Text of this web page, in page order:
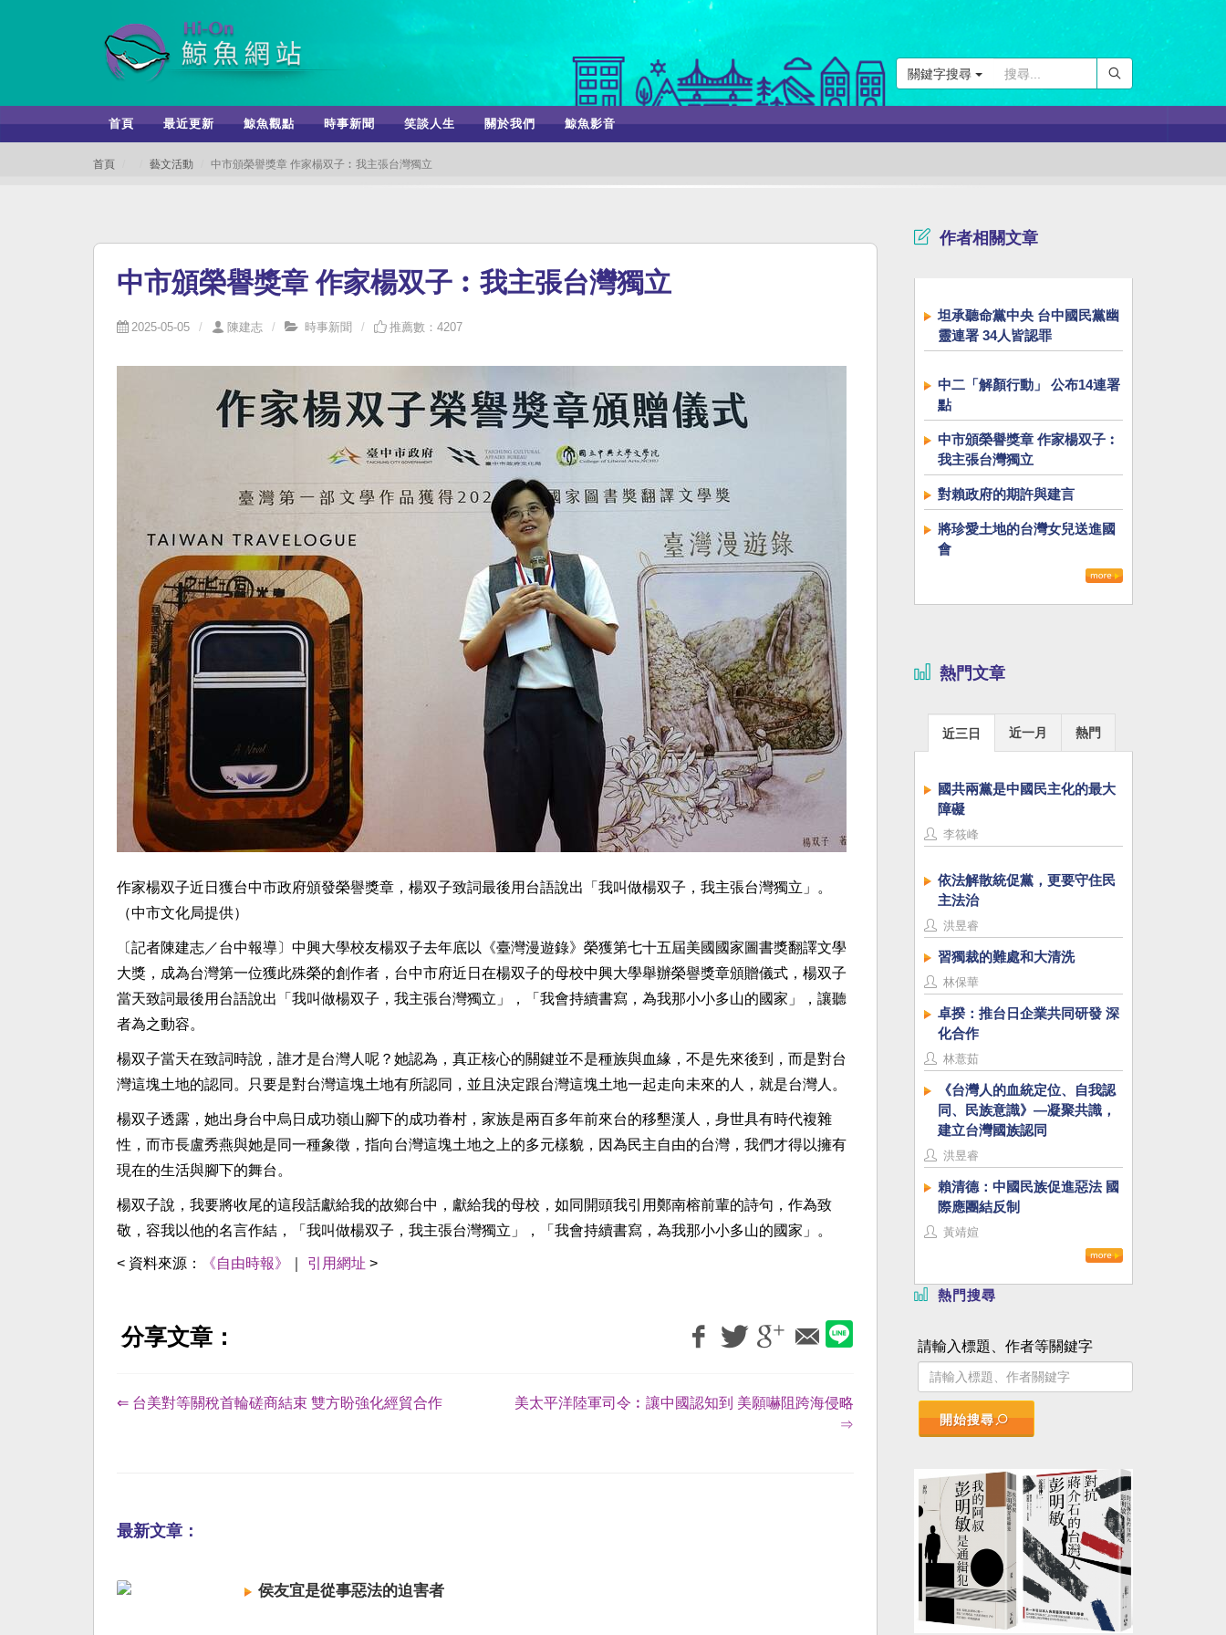
關鍵字搜尋
首頁 最近更新 鯨魚觀點 時事新聞 笑談人生 關於我們 鯨魚影音
首頁 藝文活動 中市頒榮譽獎章 作家楊双子︰我主張台灣獨立
中市頒榮譽獎章 作家楊双子︰我主張台灣獨立
2025-05-05 陳建志 時事新聞 推薦數：4207
作家楊双子近日獲台中市政府頒發榮譽獎章，楊双子致詞最後用台語說出「我叫做楊双子，我主張台灣獨立」。
（中市文化局提供）
〔記者陳建志／台中報導〕中興大學校友楊双子去年底以《臺灣漫遊錄》榮獲第七十五屆美國國家圖書獎翻譯文學
大獎，成為台灣第一位獲此殊榮的創作者，台中市府近日在楊双子的母校中興大學舉辦榮譽獎章頒贈儀式，楊双子
當天致詞最後用台語說出「我叫做楊双子，我主張台灣獨立」，「我會持續書寫，為我那小小多山的國家」，讓聽
者為之動容。
楊双子當天在致詞時說，誰才是台灣人呢？她認為，真正核心的關鍵並不是種族與血緣，不是先來後到，而是對台
灣這塊土地的認同。只要是對台灣這塊土地有所認同，並且決定跟台灣這塊土地一起走向未來的人，就是台灣人。
楊双子透露，她出身台中烏日成功嶺山腳下的成功眷村，家族是兩百多年前來台的移墾漢人，身世具有時代複雜
性，而市長盧秀燕與她是同一種象徵，指向台灣這塊土地之上的多元樣貌，因為民主自由的台灣，我們才得以擁有
現在的生活與腳下的舞台。
楊双子說，我要將收尾的這段話獻給我的故鄉台中，獻給我的母校，如同開頭我引用鄭南榕前輩的詩句，作為致
敬，容我以他的名言作結，「我叫做楊双子，我主張台灣獨立」，「我會持續書寫，為我那小小多山的國家」。
< 資料來源： 《自由時報》 引用網址 >
分享文章：
⇐ 台美對等關稅首輪磋商結束 雙方盼強化經貿合作
美太平洋陸軍司令︰讓中國認知到 美願嚇阻跨海侵略
⇒
最新文章：
侯友宜是從事惡法的迫害者
作者相關文章
坦承聽命黨中央 台中國民黨幽
靈連署 34人皆認罪
中二「解顏行動」 公布14連署
點
中市頒榮譽獎章 作家楊双子︰
我主張台灣獨立
對賴政府的期許與建言
將珍愛土地的台灣女兒送進國
會
熱門文章
近三日 近一月 熱門
國共兩黨是中國民主化的最大
障礙
李筱峰
依法解散統促黨，更要守住民
主法治
洪昱睿
習獨裁的難處和大清洗
林保華
卓揆：推台日企業共同研發 深
化合作
林薏茹
《台灣人的血統定位、自我認
同、民族意識》—凝聚共識，
建立台灣國族認同
洪昱睿
賴清德：中國民族促進惡法 國
際應團結反制
黃靖媗
熱門搜尋
請輸入標題、作者等關鍵字
開始搜尋